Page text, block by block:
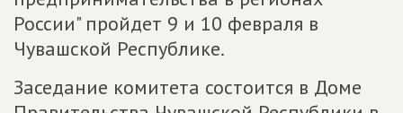
России" пройдет 9 и 10 февраля в
Чувашской Республике.
Заседание комитета состоится в Доме